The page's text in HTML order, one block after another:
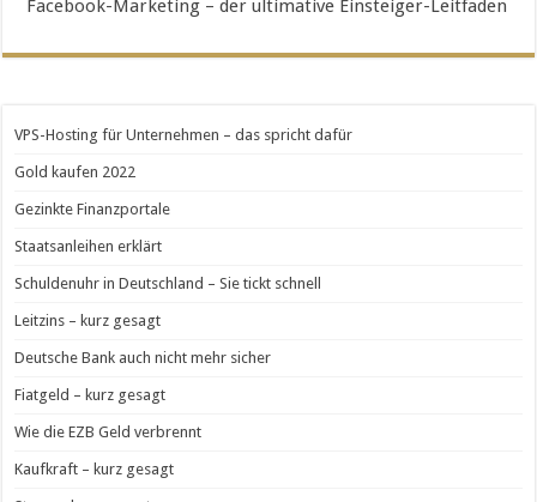
Facebook-Marketing – der ultimative Einsteiger-Leitfaden
VPS-Hosting für Unternehmen – das spricht dafür
Gold kaufen 2022
Gezinkte Finanzportale
Staatsanleihen erklärt
Schuldenuhr in Deutschland – Sie tickt schnell
Leitzins – kurz gesagt
Deutsche Bank auch nicht mehr sicher
Fiatgeld – kurz gesagt
Wie die EZB Geld verbrennt
Kaufkraft – kurz gesagt